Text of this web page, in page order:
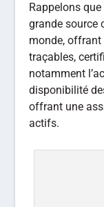
Rappelons
grande source
monde, offrant
traçables,
notamment
disponibilité
offrant une
actifs.